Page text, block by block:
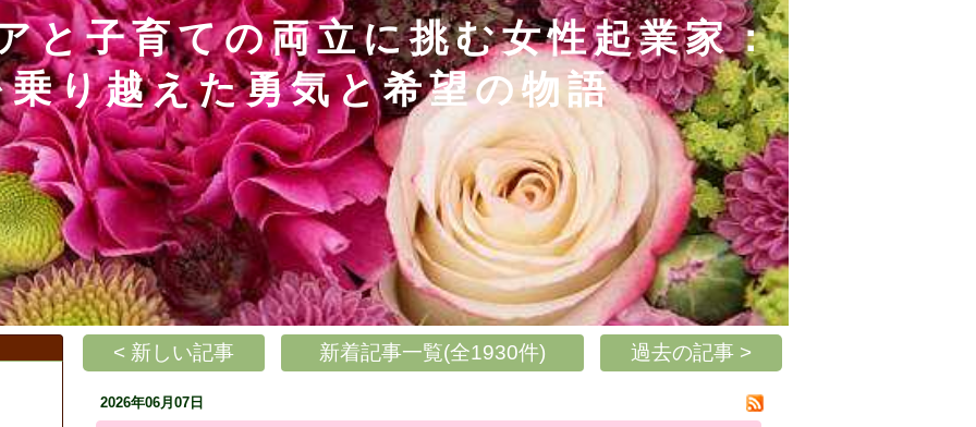
と子育ての両立に挑む女性起業家：
乗り越えた勇気と希望の物語
< 新しい記事 新着記事一覧(全1930件) 過去の記事 >
2026年06月07日